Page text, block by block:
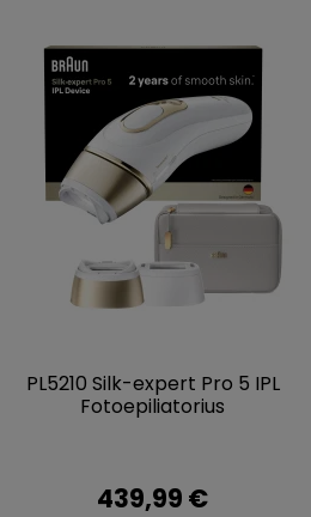
PL5210 Silk-expert Pro 5 IPL
Fotoepiliatorius
439,99 €